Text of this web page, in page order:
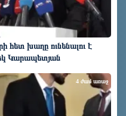
հետ խաղը ունենալու է
Կարապետյան
4 ժամ առաջ